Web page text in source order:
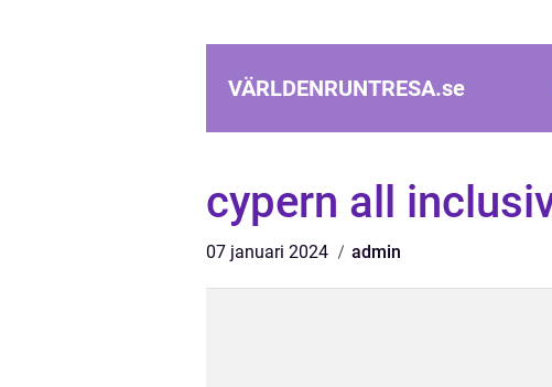
VÄRLDENRUNTRESA.se
cypern all
07 januari 2024 admin